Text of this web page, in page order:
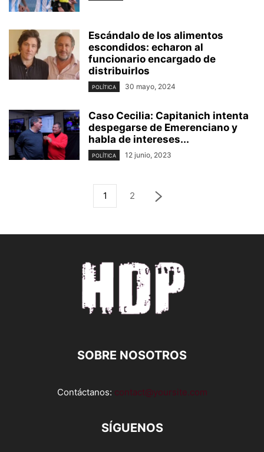
Escándalo de los alimentos
escondidos: echaron al
funcionario encargado de
distribuirlos
POLÍTICA 30 mayo, 2024
Caso Cecilia: Capitanich intenta
despegarse de Emerenciano y
habla de intereses...
POLÍTICA 12 junio, 2023
1 2
SOBRE NOSOTROS
Contáctanos: contact@yoursite.com
SÍGUENOS